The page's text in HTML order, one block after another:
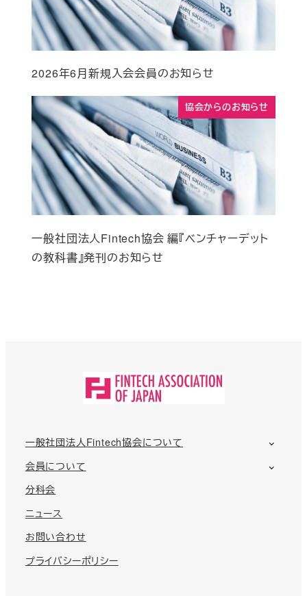
2026年6月新規入会会員のお知らせ
協会からのお知らせ
一般社団法人Fintech協会 編『ベンチャーデット
の教科書』発刊のお知らせ
一般社団法人Fintech協会について
会員について
分科会
ニュース
お問い合わせ
プライバシーポリシー